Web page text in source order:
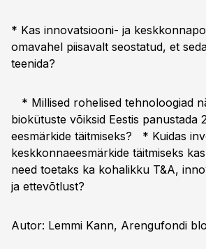
* Kas innovatsiooni- ja
omavahel piisavalt seostatud, et
teenida?
* Millised rohelised tehnoloogiad
biokütuste võiksid Eestis panustada
eesmärkide täitmiseks? * Kuidas
keskkonnaeesmärkide täitmiseks
need toetaks ka kohalikku T&A,
ja ettevõtlust?
Autor: Lemmi Kann, Arengufondi